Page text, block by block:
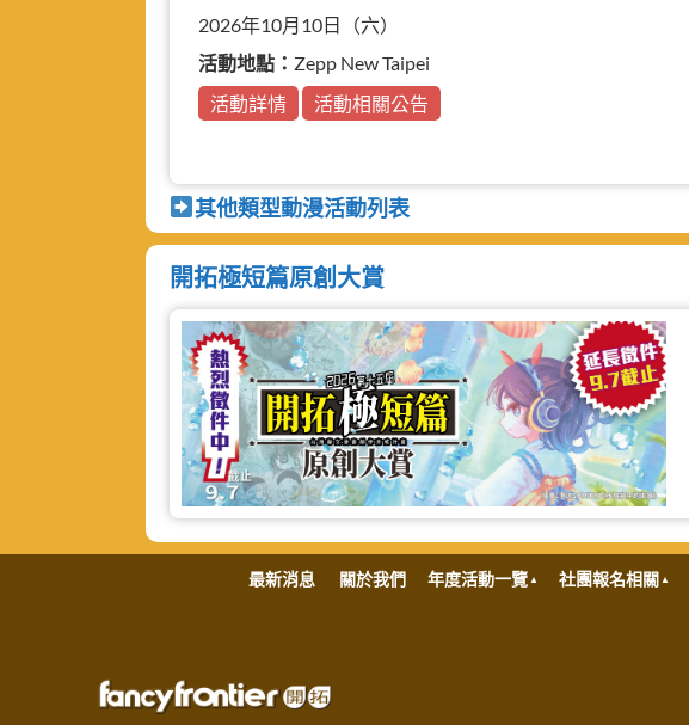
2026年10月10日（六）
活動地點： Zepp New Taipei
活動詳情
活動相關公告
其他類型動漫活動列表
開拓極短篇原創大賞
最新消息 關於我們 年度活動一覽 社團報名相關